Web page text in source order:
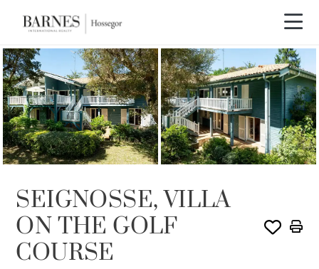
EXCLUSIVIDAD
Recorrido en vídeo
SEIGNOSSE, VILLA
ON THE GOLF
COURSE